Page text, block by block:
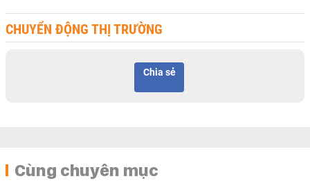
CHUYỂN ĐỘNG THỊ TRƯỜNG
Chia sẻ
Cùng chuyên mục